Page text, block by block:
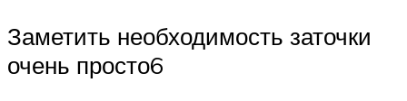
Заметить необходимость заточки
очень просто6